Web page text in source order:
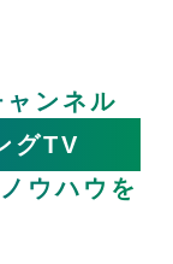
ンネル
グTV
ウハウを